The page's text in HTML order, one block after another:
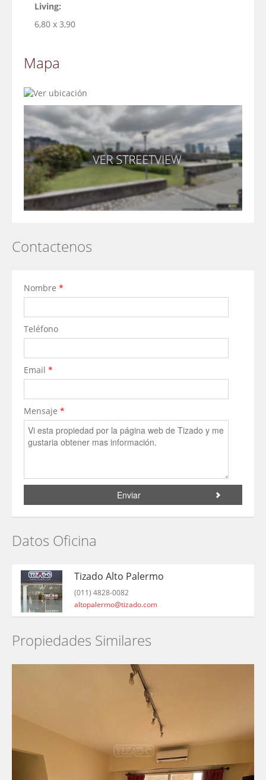
Living:
6,80 x 3,90
Mapa
Contactenos
Nombre *
Teléfono
Email *
Mensaje *
Datos Oficina
Tizado Alto Palermo
(011) 4828-0082
altopalermo@tizado.com
Propiedades Similares